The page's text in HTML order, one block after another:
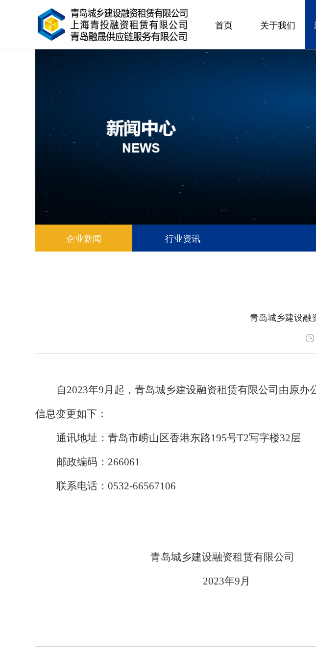
首页 关于我们
企业新闻 行业资讯
青岛城乡建设融
自2023年9月起，青岛城乡建设融资租赁有限公司由原
信息变更如下：
通讯地址：青岛市崂山区香港东路195号T2写字楼32层
邮政编码： 266061
联系电话： 0532-66567106
青岛城乡建设融资租赁有限公司
2023年9月